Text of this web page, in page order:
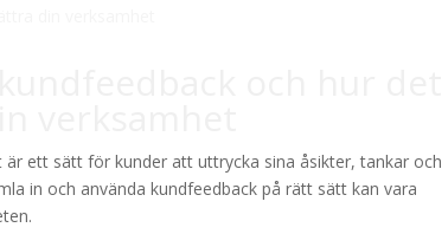
och hur det
verksamhet
ett sätt för kunder att uttrycka sina åsikter, tankar och
in och använda kundfeedback på rätt sätt kan vara